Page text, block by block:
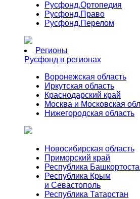
Русфонд.Ортопедия
Русфонд.Право
Русфонд.Перелом
Регионы
Русфонд в регионах
Воронежская область
Иркутская область
Краснодарский край
Москва и Московская
Нижегородская область
Новосибирская область
Приморский край
Республика
Республика Крым
и Севастополь
Республика Татарстан